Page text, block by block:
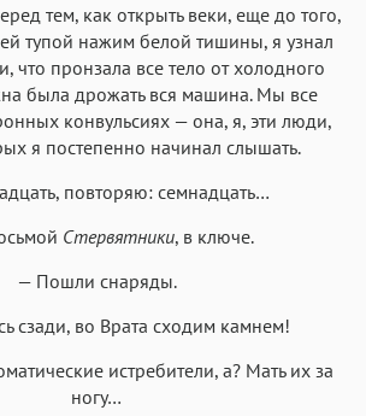
тем, как открыть веки, еще до того,
тупой нажим белой тишины, я узнал
что пронзала все тело от холодного
была дрожать вся машина. Мы все
конвульсиях — она, я, эти люди,
я постепенно начинал слышать.
повторяю: семнадцать…
Стервятники, в ключе.
— Пошли снаряды.
сзади, во Врата сходим камнем!
истребители, а? Мать их за
ногу…